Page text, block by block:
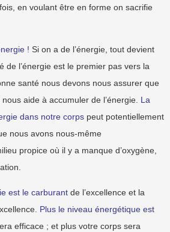
en voulant être en forme on sacrifie
! Si on a de l’énergie, tout devient
de l’énergie est le premier pas vers la
santé nous devons nous assurer que
aide à accumuler de l’énergie. La
dans notre corps peut potentiellement
nous avons nous-même
propice où il y a manque d’oxygène,
est le carburant de l’excellence et la
Plus le niveau énergétique est
efficace ; et plus votre corps sera